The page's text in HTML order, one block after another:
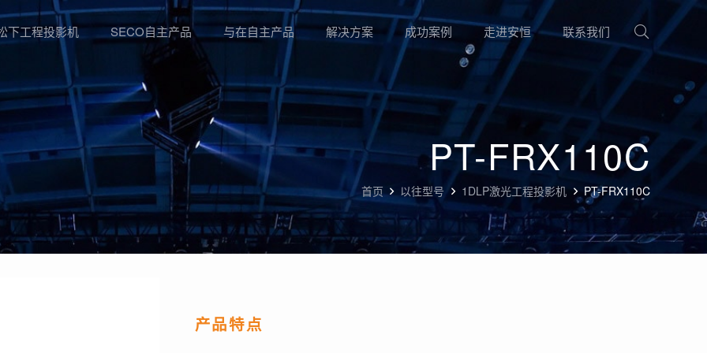
下工程投影机 SECO自主产品 与在自主产品 解决方案 成功案例 走进安恒 联系我们
PT-FRX110C
首页 以往型号 1DLP激光工程投影机 PT-FRX110C
产品特点